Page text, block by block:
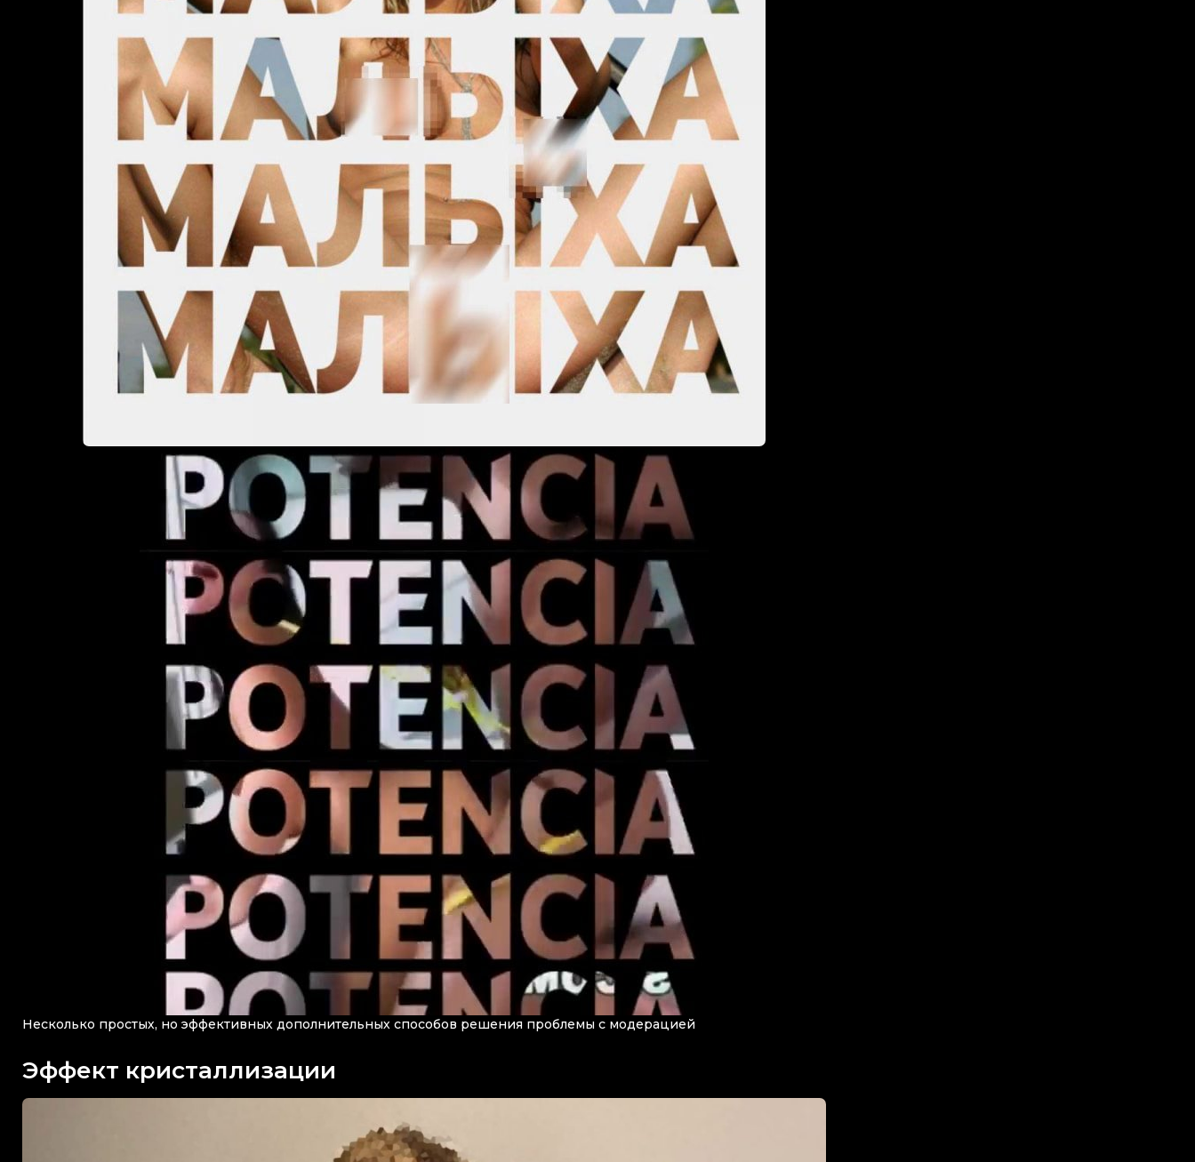
Несколько простых, но эффективных дополнительных способов решения проблемы с модерацией
Эффект кристаллизации